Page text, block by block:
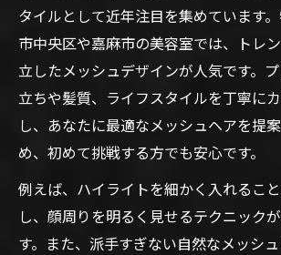
タイルとして近年注目を集めています
市中央区や嘉麻市の美容室では、トレ
立したメッシュデザインが人気です。
立ちや髪質、ライフスタイルを丁寧に
し、あなたに最適なメッシュヘアを提
め、初めて挑戦する方でも安心です。
例えば、ハイライトを細かく入れるこ
し、顔周りを明るく見せるテクニック
す。また、派手すぎない自然なメッシ